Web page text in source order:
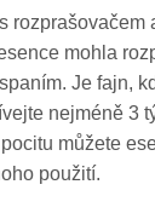
rozprašovačem
mohla
Je fajn,
nejméně 3
můžete
použití.